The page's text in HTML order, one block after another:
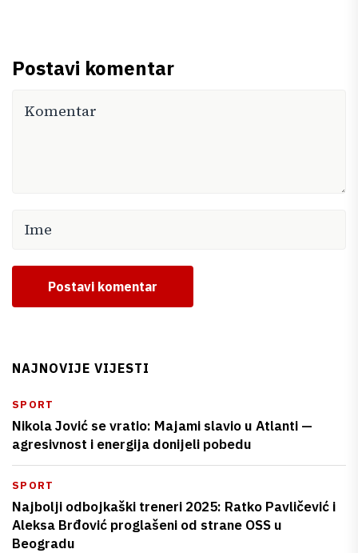
Postavi komentar
Postavi komentar
NAJNOVIJE VIJESTI
SPORT
Nikola Jović se vratio: Majami slavio u Atlanti —
agresivnost i energija donijeli pobedu
SPORT
Najbolji odbojkaški treneri 2025: Ratko Pavličević i
Aleksa Brđović proglašeni od strane OSS u
Beogradu